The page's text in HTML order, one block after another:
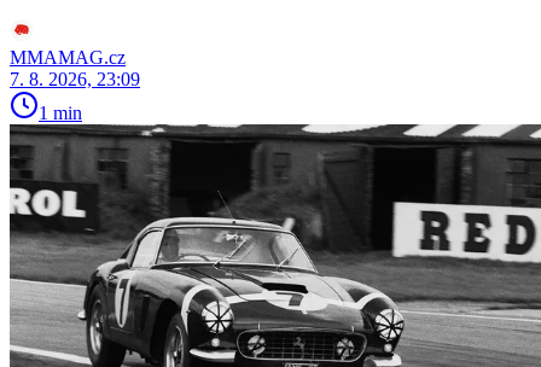
MMAMAG.cz
7. 8. 2026, 23:09
1 min